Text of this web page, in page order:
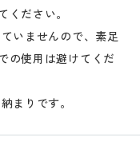
ださい。
いませんので、素足
の使用は避けてくだ
まりです。